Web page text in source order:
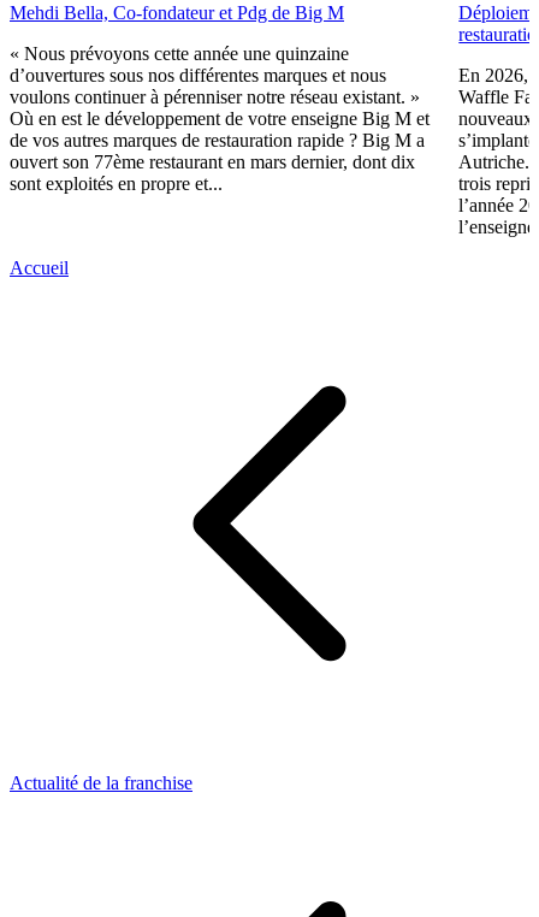
Mehdi Bella, Co-fondateur et Pdg de Big M
« Nous prévoyons cette année une quinzaine
d’ouvertures sous nos différentes marques et nous
voulons continuer à pérenniser notre réseau existant. »
Où en est le développement de votre enseigne Big M et
de vos autres marques de restauration rapide ? Big M a
ouvert son 77ème restaurant en mars dernier, dont dix
sont exploités en propre et...
En 2026,
Waffle
nouveaux
Autriche.
trois
l’année
Accueil
Actualité de la franchise